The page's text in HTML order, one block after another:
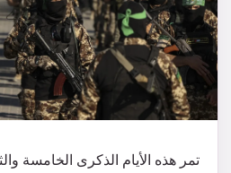
تمر هذه الأيام الذكرى الخامسة